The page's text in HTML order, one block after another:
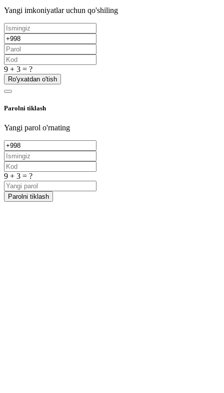
Yangi imkoniyatlar uchun qo'shiling
9 + 3 = ?
Ro'yxatdan o'tish
Parolni tiklash
Yangi parol o'rnating
9 + 3 = ?
Parolni tiklash